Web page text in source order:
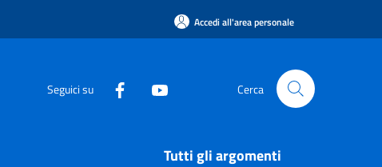
Accedi all'area personale
Seguici su Cerca
Tutti gli argomenti